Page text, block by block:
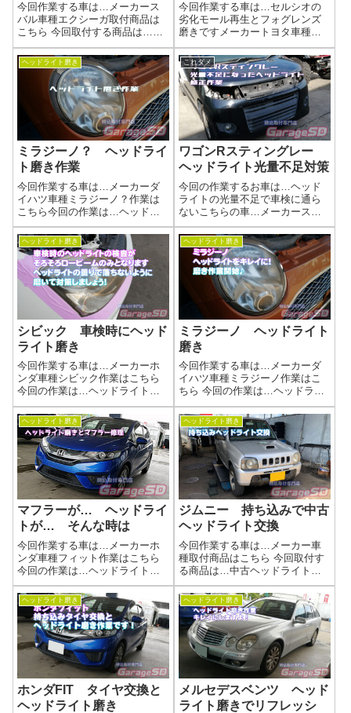
今回作業する車は…メーカース
バル車種エクシーガ取付商品は
こちら 今回取付する商品は…純
正ヘッドライト中古品 HID屋の
新品LEDバルブｗもともと黄ば
みがあったのが気になったのか
中古品の状態の良い物を持ち込
みです作業写真純正ヘッドライ
トなので...
今回作業する車は…セルシオの
劣化モール再生とフォグレンズ
磨きですメーカートヨタ車種セ
ルシオ作業はこちら 今回の作業
は…劣化モールの再生とフォグ
磨き作業写真純正でモールが出
る場合は買ってしまった方が吉
です。フォグレンズの磨きはバ
ンパーから外し...
ヘッドライト磨き
ミラジーノ？ ヘッドライ
ト磨き作業
今回作業する車は…メーカーダ
イハツ車種ミラジーノ？作業は
こちら今回の作業は…ヘッドラ
イト磨きくすんで劣化してしま
ったヘッドライトを磨きあげま
しょう(^^)/作業写真バッチリ綺麗
になりました(^_-)-☆ヘッドライ
トの黄ばみ、諦めていません
か...
これダメ
ワゴンRスティングレー
ヘッドライト光量不足対策
今回の作業するお車は…ヘッド
ライトの光量不足で車検に通ら
ないこちらの車…メーカースズ
キ車種ワゴンR スティングレー
商品はこちら取付商品プロジェ
クターヘッドライトのリフレク
ターです 純正リフレクターが
HIDの熱でやられてメッキが剥げ
てました(...
ヘッドライト磨き
シビック 車検時にヘッド
ライト磨き
今回作業する車は…メーカーホ
ンダ車種シビック作業はこちら
今回の作業は…ヘッドライト磨
きくすんで劣化してしまったヘ
ッドライトを磨きあげましょう
(^^)/作業写真作業中の画像が無い
のですが・・・すいません(-_-;)
野田陸運局がそろそろロービ...
ヘッドライト磨き
ミラジーノ ヘッドライト
磨き
今回作業する車は…メーカーダ
イハツ車種ミラジーノ作業はこ
ちら 今回の作業は…ヘッドライ
ト磨きくすんで劣化してしまっ
たヘッドライトを磨きあげまし
ょう(^^)/作業写真バッチリ綺麗に
なりました(^_-)-☆ヘッドライト
磨きの工程当店施工事例ヘッ...
ヘッドライト磨き
マフラーが… ヘッドライ
トが… そんな時は
今回作業する車は…メーカーホ
ンダ車種フィット作業はこちら
今回の作業は…ヘッドライト磨
きとマフラー修理くすんで劣化
してしまったヘッドライトを磨
きあげましょう(^^)/あと、折れて
しまったマフラー修理です作業
写真バッチリ綺麗になりました
(^_...
ヘッドライト磨き
ジムニー 持ち込みで中古
ヘッドライト交換
今回作業する車は…メーカー車
種取付商品はこちら 今回取付す
る商品は…中古ヘッドライト作
業写真曇りが気になっての交換
だったみたいですが、まだまだ
キレイになる余地はあります
ね。当店ではヘッドライト磨き
作業を行っていますので、そち
らを提案させてい...
ヘッドライト磨き
ホンダFIT タイヤ交換と
ヘッドライト磨き
ヘッドライト磨き
メルセデスベンツ ヘッド
ライト磨きでリフレッシ